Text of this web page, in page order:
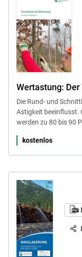
Wertastung:
Die Rund- und
Astigkeit beeinflusst.
werden zu 80 bis 90
kostenlos